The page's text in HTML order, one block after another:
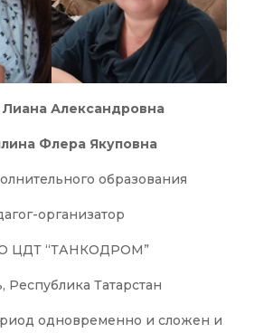
Лиана Александровна
Флера Якуповна
образования
организатор
ЦДТ “ТАНКОДРОМ”
Республика Татарстан
одновременно и сложен и